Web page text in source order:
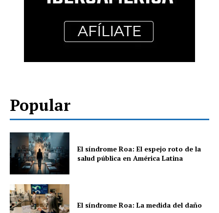
Popular
El síndrome Roa: El espejo roto de la
salud pública en América Latina
El síndrome Roa: La medida del daño